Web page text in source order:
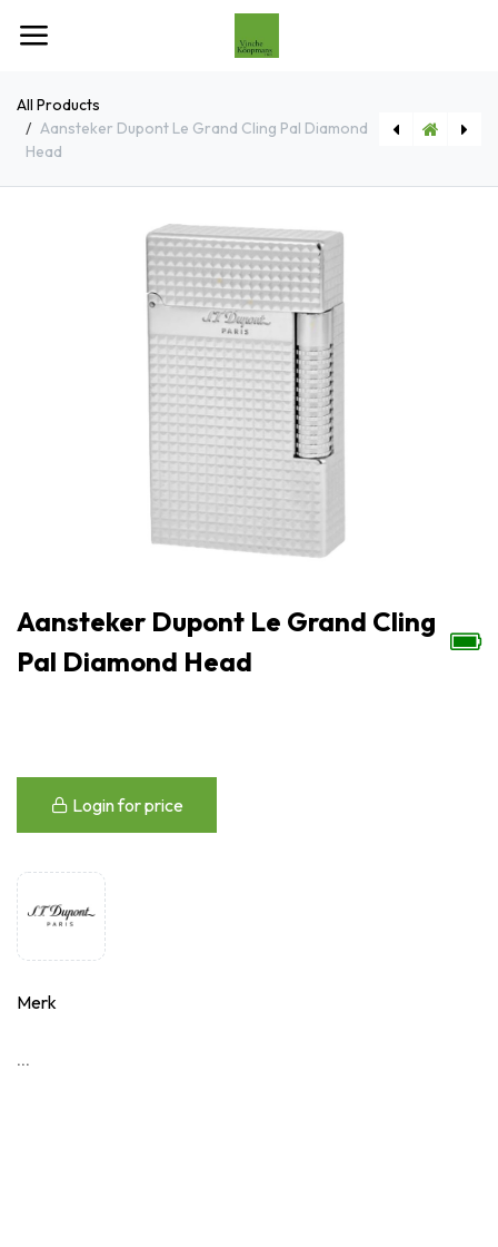
All Products
Aansteker Dupont Le Grand Cling Pal Diamond
Head
Aansteker Dupont Le Grand Cling
Pal Diamond Head
Login for price
Merk
...